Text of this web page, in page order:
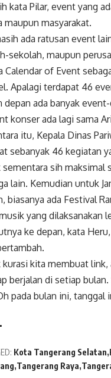
kata Pilar, event yang
maupun masyarakat.
ada ratusan event
sekolah, maupun
Calendar of Event
Apalagi terdapat 46
depan ada banyak
konser ada lagi sama
itu, Kepala Dinas
sebanyak 46 kegiatan
sementara sih maksimal
lain. Kemudian untuk
biasanya ada Festival
yang dilaksanakan
ke depan, kata
kurasi kita membuat
berjalan di setiap
pada bulan ini, tanggal
Kota Tangerang Selatan
Tangerang Raya